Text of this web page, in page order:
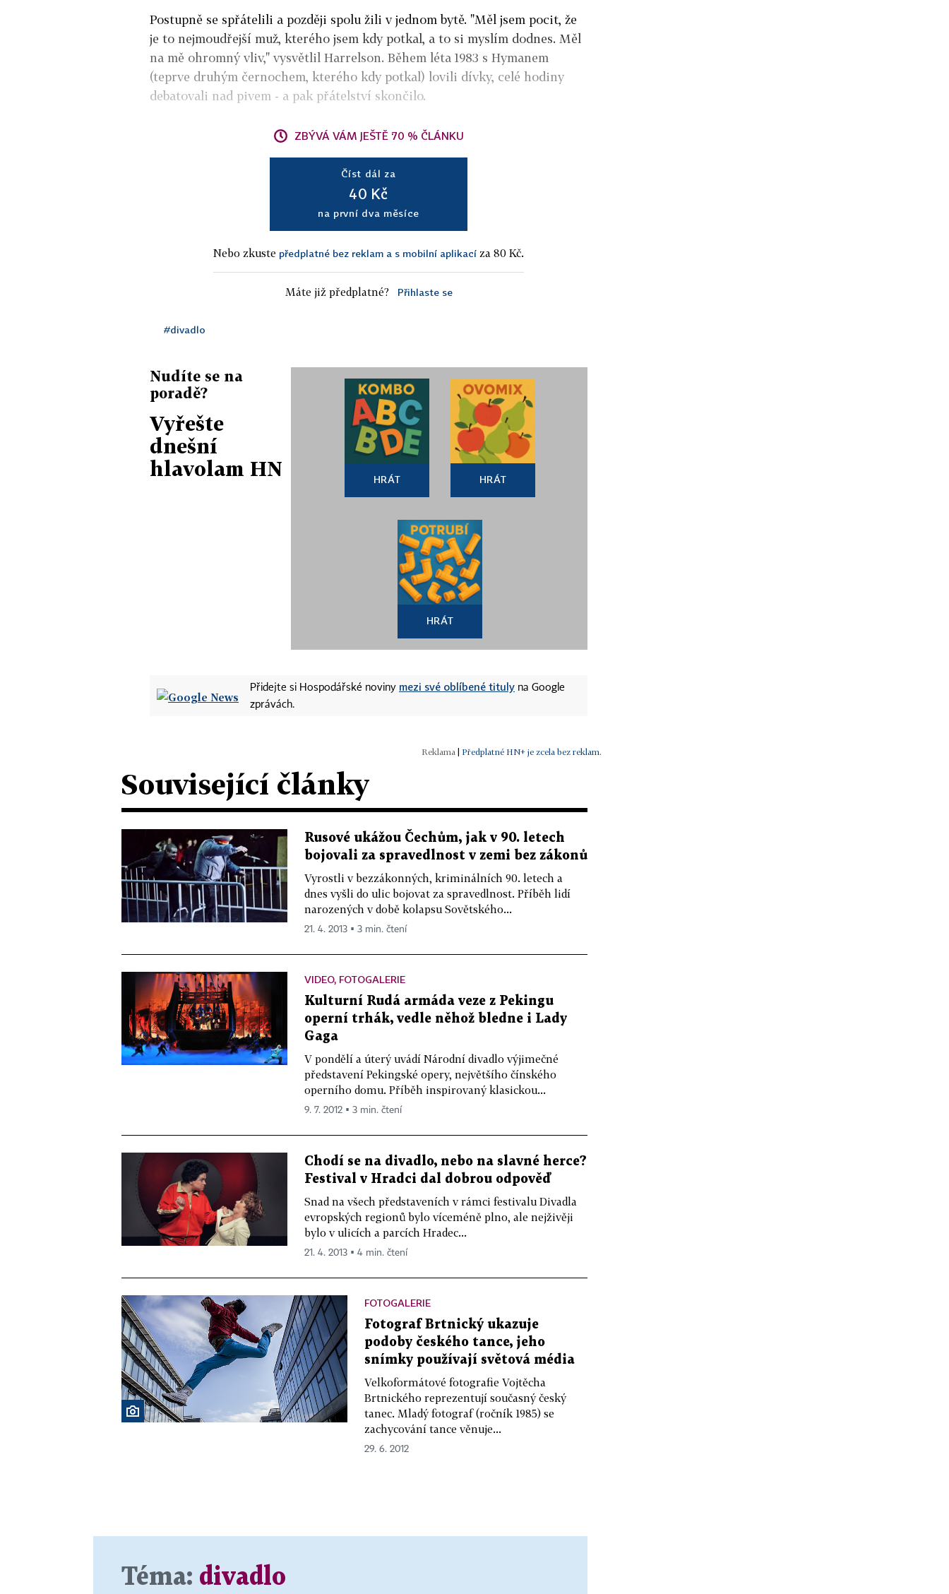
Postupně se spřátelili a později spolu žili v jednom bytě. "Měl jsem pocit, že
je to nejmoudřejší muž, kterého jsem kdy potkal, a to si myslím dodnes. Měl
na mě ohromný vliv," vysvětlil Harrelson. Během léta 1983 s Hymanem
(teprve druhým černochem, kterého kdy potkal) lovili dívky, celé hodiny
debatovali nad pivem - a pak přátelství skončilo.
ZBÝVÁ VÁM JEŠTĚ 70 % ČLÁNKU
Číst dál za
40 Kč
na první dva měsíce
Nebo zkuste předplatné bez reklam a s mobilní aplikací za 80 Kč.
Máte již předplatné? Přihlaste se
#divadlo
Nudíte se na
poradě?
Vyřešte
dnešní
hlavolam HN
HRÁT HRÁT
HRÁT
Přidejte si Hospodářské noviny mezi své oblíbené tituly na Google
zprávách.
| Předplatné HN+ je zcela bez reklam.
Související články
Rusové ukážou Čechům, jak v 90. letech
bojovali za spravedlnost v zemi bez zákonů
Vyrostli v bezzákonných, kriminálních 90. letech a
dnes vyšli do ulic bojovat za spravedlnost. Příběh lidí
narozených v době kolapsu Sovětského...
21. 4. 2013 ▪ 3 min. čtení
VIDEO, FOTOGALERIE
Kulturní Rudá armáda veze z Pekingu
operní trhák, vedle něhož bledne i Lady
Gaga
V pondělí a úterý uvádí Národní divadlo výjimečné
představení Pekingské opery, největšího čínského
operního domu. Příběh inspirovaný klasickou...
9. 7. 2012 ▪ 3 min. čtení
Chodí se na divadlo, nebo na slavné herce?
Festival v Hradci dal dobrou odpověď
Snad na všech představeních v rámci festivalu Divadla
evropských regionů bylo víceméně plno, ale nejživěji
bylo v ulicích a parcích Hradec...
21. 4. 2013 ▪ 4 min. čtení
FOTOGALERIE
Fotograf Brtnický ukazuje
podoby českého tance, jeho
snímky používají světová média
Velkoformátové fotografie Vojtěcha
Brtnického reprezentují současný český
tanec. Mladý fotograf (ročník 1985) se
zachycování tance věnuje...
29. 6. 2012
Téma: divadlo